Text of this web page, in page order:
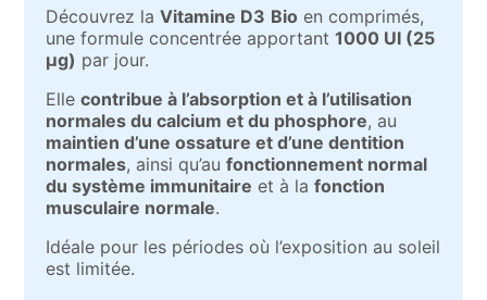
Découvrez laVitamine D3 Bio en comprimés,
une formule concentrée apportant1000 UI (25
µg) par jour.
Ellecontribue à l’absorption et à l’utilisation
normales du calcium et du phosphore, au
maintien d’une ossature et d’une dentition
normales, ainsi qu’aufonctionnement normal
du système immunitaire et à lafonction
musculaire normale.
Idéale pour les périodes où l’exposition au soleil
est limitée.